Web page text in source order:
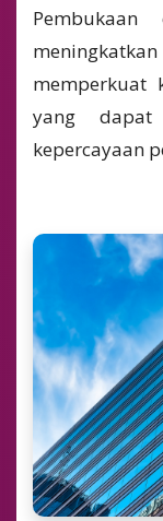
memperkuat
yang dapat
kepercayaan